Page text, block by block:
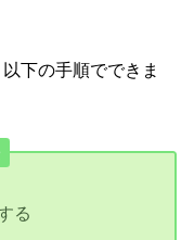
下の手順でできま
る